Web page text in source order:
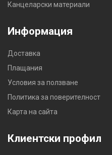
Канцеларски материали
Информация
Доставка
Плащания
Условия за ползване
Политика за поверителност
Карта на сайта
Клиентски профил